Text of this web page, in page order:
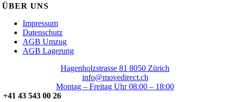
ÜBER UNS
Impressum
Datenschutz
AGB Umzug
AGB Lagerung
Hagenholzstrasse 81 8050 Zürich
info@movedirect.ch
Montag – Freitag Uhr 08:00 – 18:00
+41 43 543 00 26